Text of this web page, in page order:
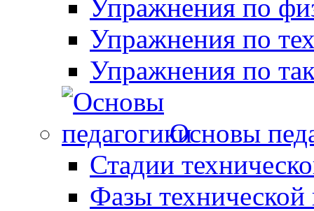
Упражнения по
Упражнения по
Упражнения по
Основы
Стадии
Фазы технической